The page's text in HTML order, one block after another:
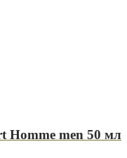
Homme men 50 мл